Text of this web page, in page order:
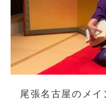
尾張名古屋のメ